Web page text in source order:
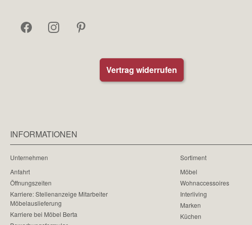
Vertrag widerrufen
INFORMATIONEN
Unternehmen
Anfahrt
Öffnungszeiten
Karriere: Stellenanzeige Mitarbeiter
Möbelauslieferung
Karriere bei Möbel Berta
Sortiment
Möbel
Wohnaccessoires
Interliving
Marken
Küchen